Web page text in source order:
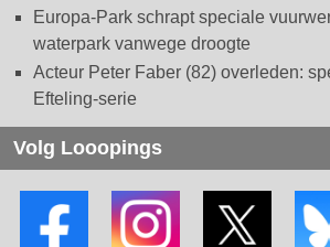
Europa-Park schrapt speciale
waterpark vanwege droogte
Acteur Peter Faber (82) overleden:
Efteling-serie
Volg Looopings